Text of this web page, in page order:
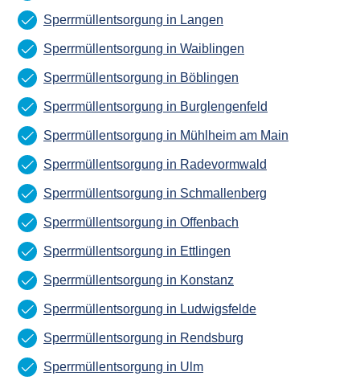
Sperrmüllentsorgung in Langen
Sperrmüllentsorgung in Waiblingen
Sperrmüllentsorgung in Böblingen
Sperrmüllentsorgung in Burglengenfeld
Sperrmüllentsorgung in Mühlheim am Main
Sperrmüllentsorgung in Radevormwald
Sperrmüllentsorgung in Schmallenberg
Sperrmüllentsorgung in Offenbach
Sperrmüllentsorgung in Ettlingen
Sperrmüllentsorgung in Konstanz
Sperrmüllentsorgung in Ludwigsfelde
Sperrmüllentsorgung in Rendsburg
Sperrmüllentsorgung in Ulm